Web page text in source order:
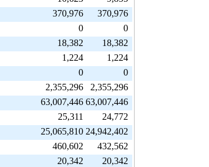
370,976
370,976
0
0
18,382
18,382
1,224
1,224
0
0
2,355,296
2,355,296
63,007,446 63,007,446
25,311
24,772
25,065,810 24,942,402
460,602
432,562
20,342
20,342